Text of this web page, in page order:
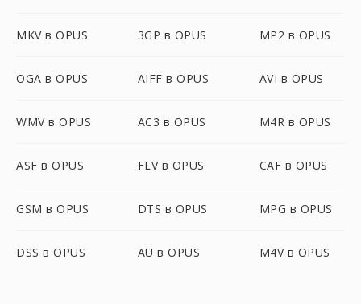
MKV в OPUS 3GP в OPUS MP2 в OPUS
OGA в OPUS AIFF в OPUS AVI в OPUS
WMV в OPUS AC3 в OPUS M4R в OPUS
ASF в OPUS FLV в OPUS CAF в OPUS
GSM в OPUS DTS в OPUS MPG в OPUS
DSS в OPUS AU в OPUS M4V в OPUS